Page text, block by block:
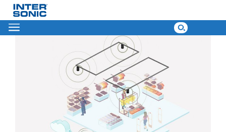
Skip
to
content